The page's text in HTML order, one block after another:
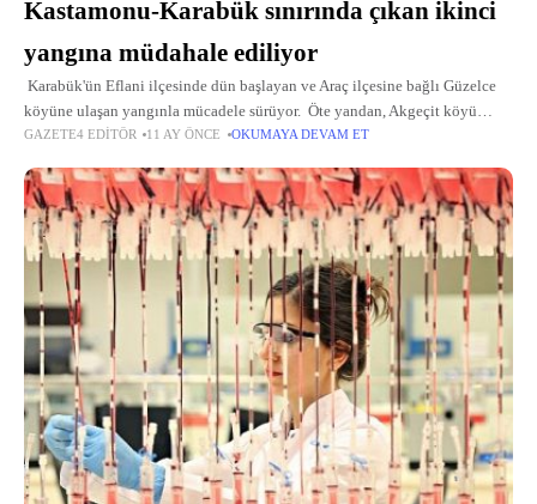
Kastamonu-Karabük sınırında çıkan ikinci
yangına müdahale ediliyor
Karabük'ün Eflani ilçesinde dün başlayan ve Araç ilçesine bağlı Güzelce
köyüne ulaşan yangınla mücadele sürüyor. Öte yandan, Akgeçit köyü
Karasu Mahallesi'nde çıkan yangına karadan müdahale devam ederken,
GAZETE4 EDITÖR 11 AY ÖNCE OKUMAYA DEVAM ET